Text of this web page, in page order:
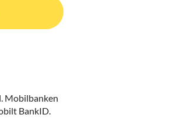
Mobilbanken
BankID.